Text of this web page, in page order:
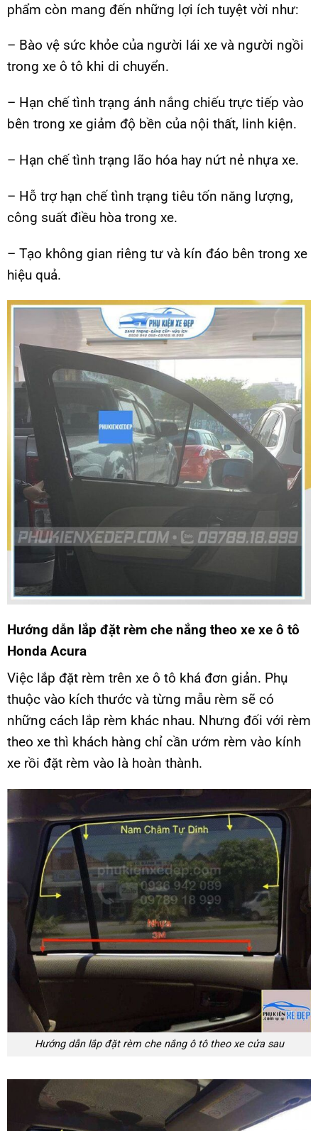
phẩm còn mang đến những lợi ích tuyệt vời như:
– Bào vệ sức khỏe của người lái xe và người ngồi
trong xe ô tô khi di chuyển.
– Hạn chế tình trạng ánh nắng chiếu trực tiếp vào
bên trong xe giảm độ bền của nội thất, linh kiện.
– Hạn chế tình trạng lão hóa hay nứt nẻ nhựa xe.
– Hỗ trợ hạn chế tình trạng tiêu tốn năng lượng,
công suất điều hòa trong xe.
– Tạo không gian riêng tư và kín đáo bên trong xe
hiệu quả.
Hướng dẫn lắp đặt rèm che nắng theo xe xe ô tô
Honda Acura
Việc lắp đặt rèm trên xe ô tô khá đơn giản. Phụ
thuộc vào kích thước và từng mẫu rèm sẽ có
những cách lắp rèm khác nhau. Nhưng đối với rèm
theo xe thì khách hàng chỉ cần ướm rèm vào kính
xe rồi đặt rèm vào là hoàn thành.
Hướng dẫn lắp đặt rèm che nắng ô tô theo xe cửa sau